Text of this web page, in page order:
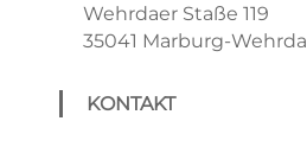
Wehrdaer Staße 119
35041 Marburg-Wehrda
KONTAKT